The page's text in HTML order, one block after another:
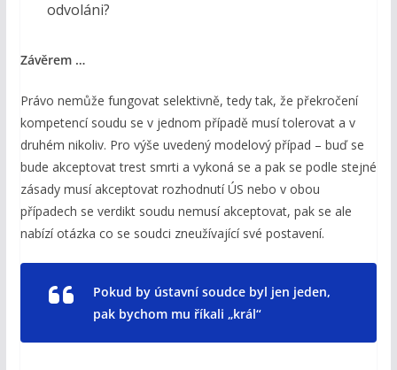
odvoláni?
Závěrem …
Právo nemůže fungovat selektivně, tedy tak, že překročení
kompetencí soudu se v jednom případě musí tolerovat a v
druhém nikoliv. Pro výše uvedený modelový případ – buď se
bude akceptovat trest smrti a vykoná se a pak se podle stejné
zásady musí akceptovat rozhodnutí ÚS nebo v obou
případech se verdikt soudu nemusí akceptovat, pak se ale
nabízí otázka co se soudci zneužívající své postavení.
Pokud by ústavní soudce byl jen jeden,
pak bychom mu říkali „král“